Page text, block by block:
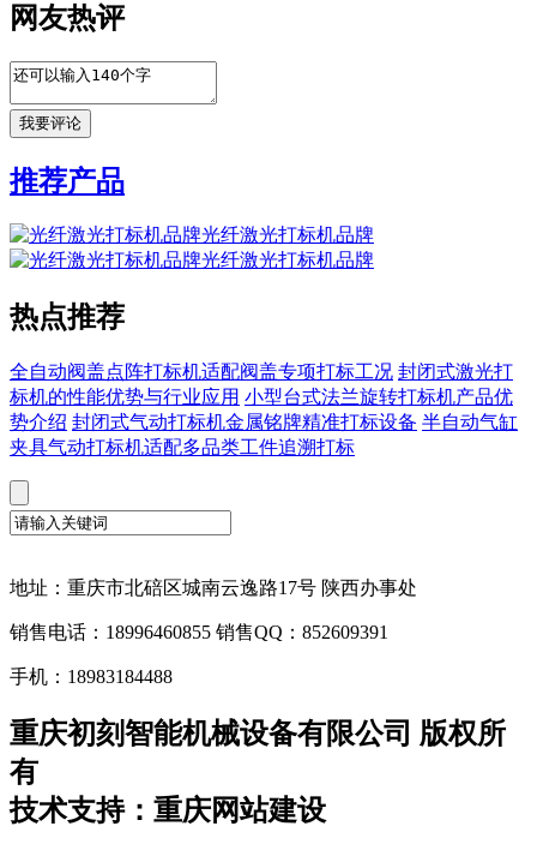
网友热评
推荐产品
光纤激光打标机品牌
光纤激光打标机品牌
热点推荐
全自动阀盖点阵打标机适配阀盖专项打标工况 封闭式激光打
标机的性能优势与行业应用 小型台式法兰旋转打标机产品优
势介绍 封闭式气动打标机金属铭牌精准打标设备 半自动气缸
夹具气动打标机适配多品类工件追溯打标
地址：重庆市北碚区城南云逸路17号 陕西办事处
销售电话：18996460855 销售QQ：852609391
手机：18983184488
重庆初刻智能机械设备有限公司 版权所
有
技术支持：重庆网站建设